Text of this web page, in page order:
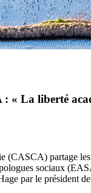
La liberté
(CASCA) partage
sociaux
par le président